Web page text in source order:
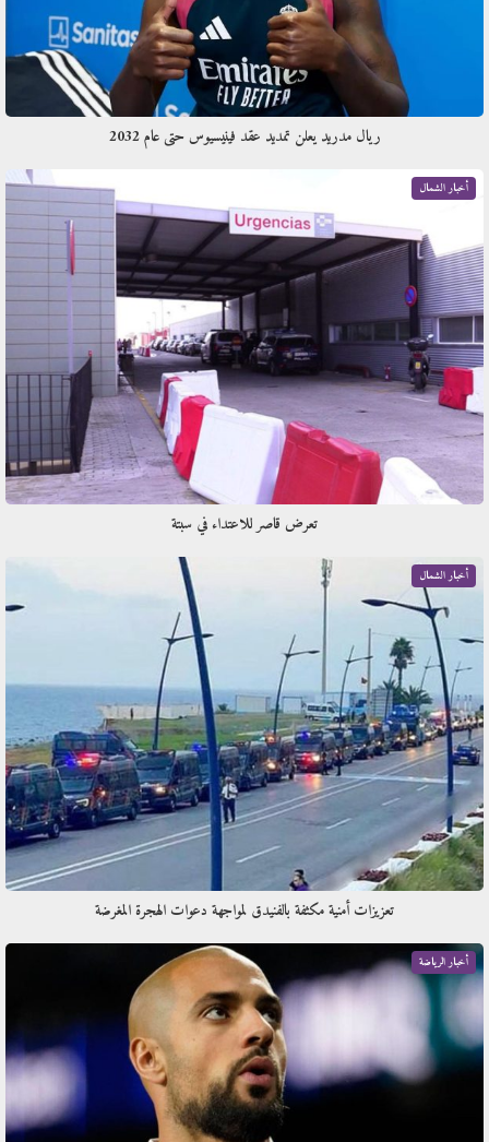
ريال مدريد يعلن تمديد عقد فينيسيوس حتى عام 2032
أخبار الشمال
تعرض قاصر للاعتداء في سبتة
أخبار الشمال
تعزيزات أمنية مكثفة بالفنيدق لمواجهة دعوات الهجرة المغرضة
أخبار الرياضة